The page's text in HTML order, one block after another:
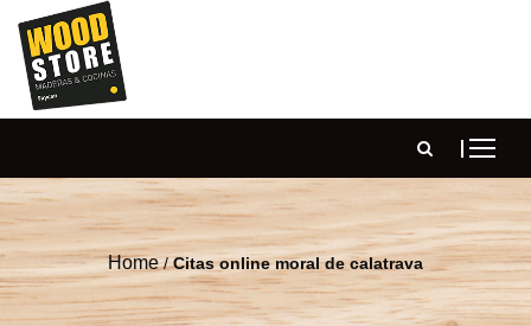
Home/Citas online moral de calatrava